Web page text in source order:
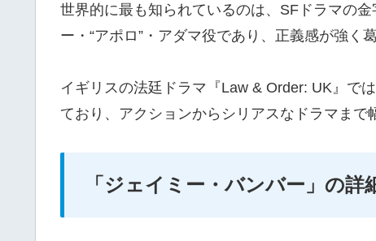
世界的に最も知られているのは、SFドラマの
ー・“アポロ”・アダマ役であり、正義感が強く
イギリスの法廷ドラマ『Law & Order: UK』で
ており、アクションからシリアスなドラマまで
「ジェイミー・バンバー」の詳